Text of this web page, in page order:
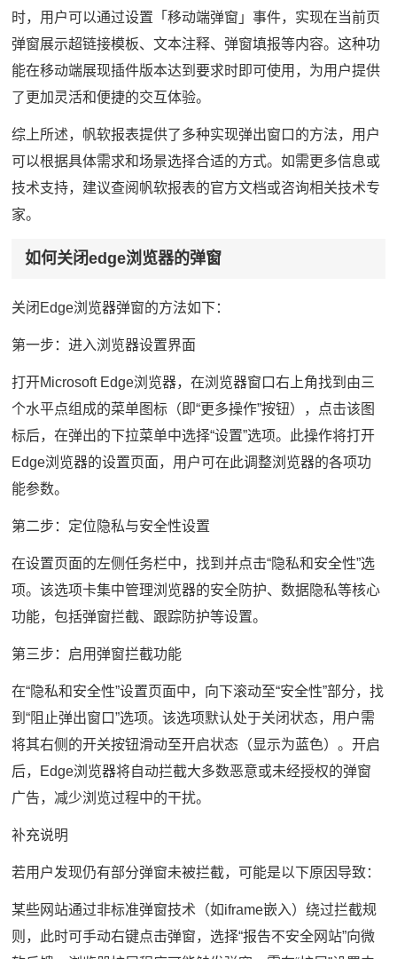
时，用户可以通过设置「移动端弹窗」事件，实现在当前页
弹窗展示超链接模板、文本注释、弹窗填报等内容。这种功
能在移动端展现插件版本达到要求时即可使用，为用户提供
了更加灵活和便捷的交互体验。
综上所述，帆软报表提供了多种实现弹出窗口的方法，用户
可以根据具体需求和场景选择合适的方式。如需更多信息或
技术支持，建议查阅帆软报表的官方文档或咨询相关技术专
家。
如何关闭edge浏览器的弹窗
关闭Edge浏览器弹窗的方法如下：
第一步：进入浏览器设置界面
打开Microsoft Edge浏览器，在浏览器窗口右上角找到由三
个水平点组成的菜单图标（即“更多操作”按钮），点击该图
标后，在弹出的下拉菜单中选择“设置”选项。此操作将打开
Edge浏览器的设置页面，用户可在此调整浏览器的各项功
能参数。
第二步：定位隐私与安全性设置
在设置页面的左侧任务栏中，找到并点击“隐私和安全性”选
项。该选项卡集中管理浏览器的安全防护、数据隐私等核心
功能，包括弹窗拦截、跟踪防护等设置。
第三步：启用弹窗拦截功能
在“隐私和安全性”设置页面中，向下滚动至“安全性”部分，找
到“阻止弹出窗口”选项。该选项默认处于关闭状态，用户需
将其右侧的开关按钮滑动至开启状态（显示为蓝色）。开启
后，Edge浏览器将自动拦截大多数恶意或未经授权的弹窗
广告，减少浏览过程中的干扰。
补充说明
若用户发现仍有部分弹窗未被拦截，可能是以下原因导致：
某些网站通过非标准弹窗技术（如iframe嵌入）绕过拦截规
则，此时可手动右键点击弹窗，选择“报告不安全网站”向微